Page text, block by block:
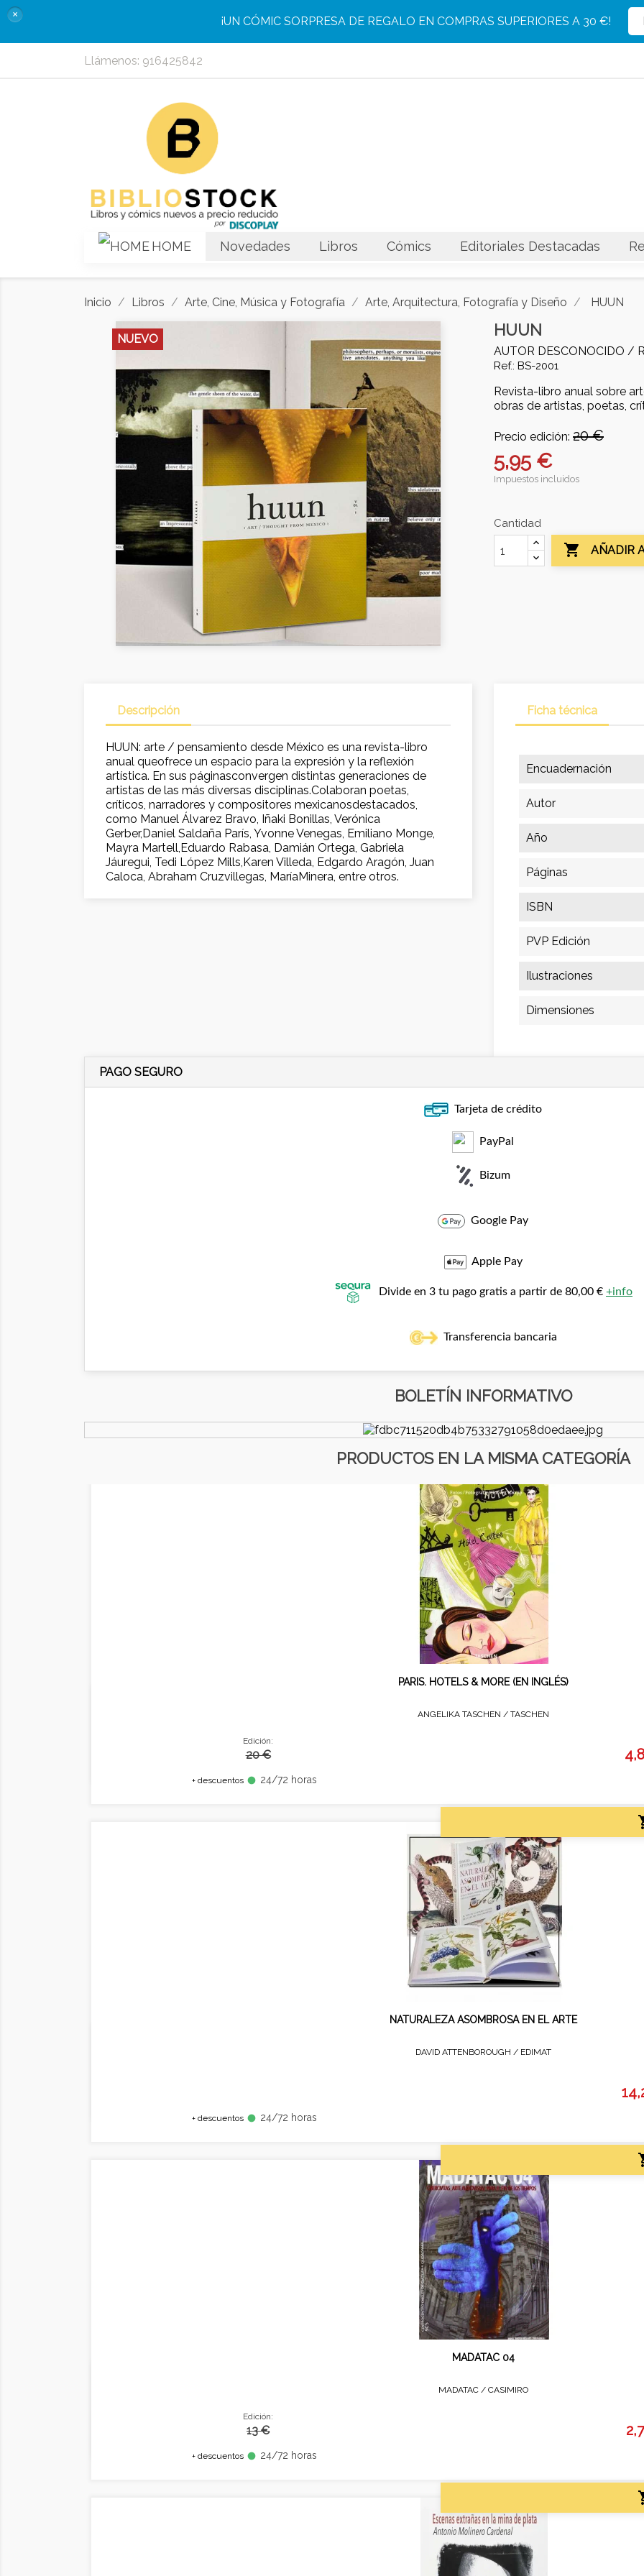
¡UN CÓMIC SORPRESA DE REGALO EN COMPRAS SUPERIORES A 30 €!
×
Llámenos: 916425842
HOME Novedades Libros Cómics Editoriales Destacadas
Inicio Libros Arte, Cine, Música y Fotografía Arte, Arquitectura, Fotografía y Diseño HUUN
NUEVO HUUN
AUTOR DESCONOCIDO /
Ref.: BS-2001
Revista-libro anual sobre
obras de artistas, poetas,
Precio edición: 20 €
5,95 €
Impuestos incluidos
Cantidad
 AÑADIR
Descripción
HUUN: arte / pensamiento desde México es una revista-libro
anual queofrece un espacio para la expresión y la reflexión
artística. En sus páginasconvergen distintas generaciones de
artistas de las más diversas disciplinas.Colaboran poetas,
críticos, narradores y compositores mexicanosdestacados,
como Manuel Álvarez Bravo, Iñaki Bonillas, Verónica
Gerber,Daniel Saldaña París, Yvonne Venegas, Emiliano Monge,
Mayra Martell,Eduardo Rabasa, Damián Ortega, Gabriela
Jáuregui, Tedi López Mills,Karen Villeda, Edgardo Aragón, Juan
Caloca, Abraham Cruzvillegas, MaríaMinera, entre otros.
Ficha técnica
Encuadernación
Autor
Año
Páginas
ISBN
PVP Edición
Ilustraciones
Dimensiones
PAGO SEGURO
Tarjeta de crédito
PayPal
Bizum
Google Pay
Apple Pay
Divide en 3 tu pago gratis a partir de 80,00 € +info
Transferencia bancaria
BOLETÍN INFORMATIVO
PRODUCTOS EN LA MISMA CATEGORÍA
PARIS. HOTELS & MORE (EN INGLÉS)
ANGELIKA TASCHEN / TASCHEN
Edición:
20 €
+ descuentos fiber_manual_record 24/72 horas
NATURALEZA ASOMBROSA EN EL ARTE
DAVID ATTENBOROUGH / EDIMAT
+ descuentos fiber_manual_record 24/72 horas
MADATAC 04
MADATAC / CASIMIRO
Edición:
13 €
+ descuentos fiber_manual_record 24/72 horas